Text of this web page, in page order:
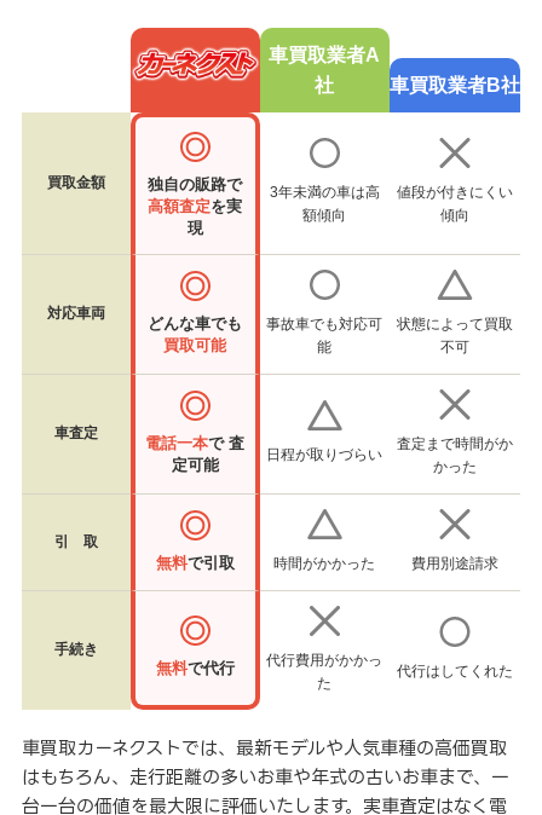
車買取業者A
社
車買取業者B社
買取金額
独自の販路で
高額査定を実
現
3年未満の車は高
額傾向
値段が付きにくい
傾向
対応車両
どんな車でも
買取可能
事故車でも対応可
能
状態によって買取
不可
車査定
電話一本で 査
定可能
日程が取りづらい
査定まで時間がか
かった
引 取
無料で引取 時間がかかった 費用別途請求
手続き
無料で代行
代行費用がかかっ
た
代行はしてくれた
車買取カーネクストでは、最新モデルや人気車種の高価買取
はもちろん、走行距離の多いお車や年式の古いお車まで、一
台一台の価値を最大限に評価いたします。実車査定はなく電